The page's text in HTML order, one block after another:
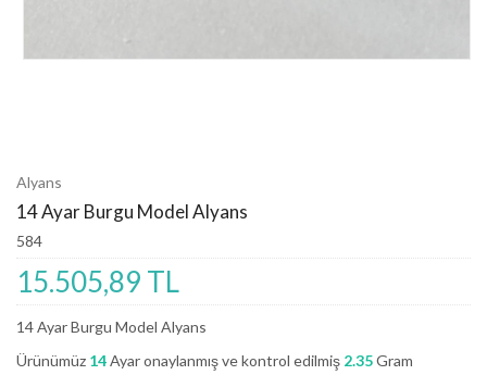
Alyans
14 Ayar Burgu Model Alyans
584
15.505,89 TL
14 Ayar Burgu Model Alyans
Ürünümüz 14Ayar onaylanmış ve kontrol edilmiş 2.35Gram